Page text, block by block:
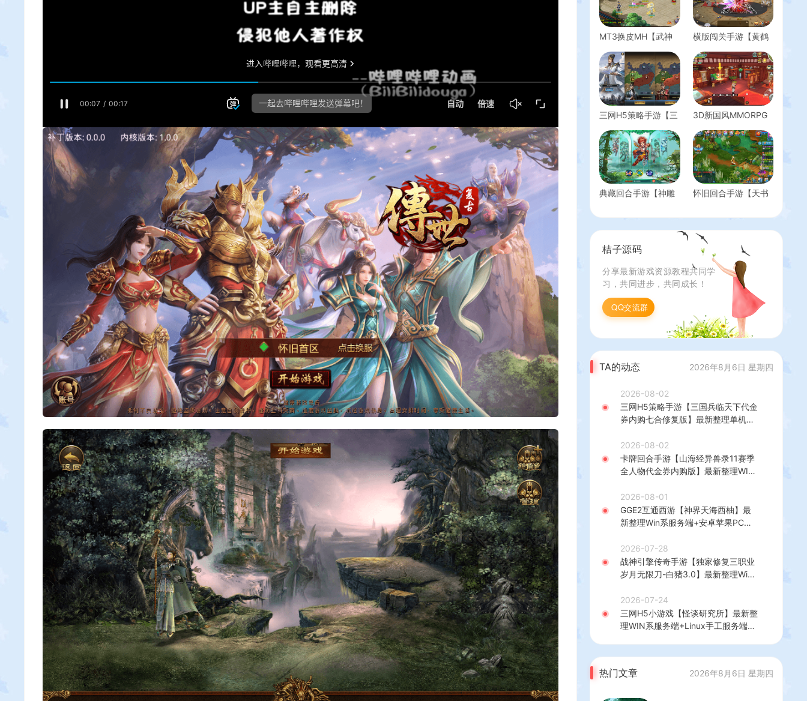
MT3换皮MH【武神
新整理单机一键即玩
镜像端+Linux手工服
务端+安卓苹果双端
+GM后台+详细搭建
教程+全套源码
横版闯关手游【黄鹤
Linux手工服务端
+WEB管理后台+GM
授权后台+安卓苹果
双端+详细搭建教程
三网H5策略手游【三
券内购版】最新整理
单机一键即玩镜像端
+Linux手工服务端
+管理后台+GM授权
后台+简易安卓客户
端+详细搭建教程+视
3D新国风MMORPG
版】最新整理单机一
键即玩镜像端+Linux
手工服务端+安卓
+GM后台+详细搭建
教程+视频教程
典藏回合手游【神雕
理Linux手工服务端
+安卓苹果双端+GM
怀旧回合手游【天书
最新整理Linux手工端
+安卓苹果双端+GM
后台+详细搭建教程
桔子源码
分享最新游戏资源教程共同学
习，共同进步，共同成长！
QQ交流群
TA的动态 2026年8月6日 星期四
2026-08-02
三网H5策略手游【三国兵临天下代金
券内购七合修复版】最新整理单机一
理后台+GM授权后台+简易安卓客户
端+详细搭建教程+视频教程
2026-08-02
卡牌回合手游【山海经异兽录11赛季
全人物代金券内购版】最新整理WIN
+热更修改工具+安卓+详细搭建教程
2026-08-01
GGE2互通西游【神界天海西柚】最
新整理Win系服务端+安卓苹果PC三
建教程
2026-07-28
战神引擎传奇手游【独家修复三职业
岁月无限刀-白猪3.0】最新整理Win
权后台+详细搭建教程
2026-07-24
三网H5小游戏【怪谈研究所】最新整
理WIN系服务端+Linux手工服务端
热门文章 2026年8月6日 星期四